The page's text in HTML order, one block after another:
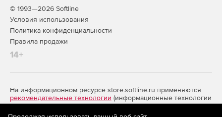
© 1993—2026 Softline
Условия использования
Политика конфиденциальности
Правила продажи
14+
На информационном ресурсе store.softline.ru применяются
рекомендательные технологии (информационные технологии
предоставления информации на основе сбора,
систематизации и анализа сведений, относящихся к